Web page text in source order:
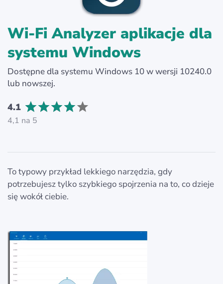
Wi-Fi Analyzer aplikacje dla
systemu Windows
Dostępne dla systemu Windows 10 w wersji 10240.0
lub nowszej.
4.1
4,1 na 5
To typowy przykład lekkiego narzędzia, gdy
potrzebujesz tylko szybkiego spojrzenia na to, co dzieje
się wokół ciebie.